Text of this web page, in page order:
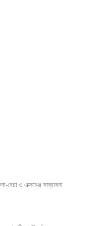
বেচা ও এক্সচেঞ্জ সম্ভাবনা